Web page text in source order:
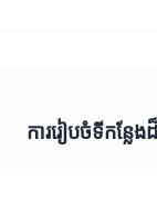
ការរៀបចំទីកន្លែង